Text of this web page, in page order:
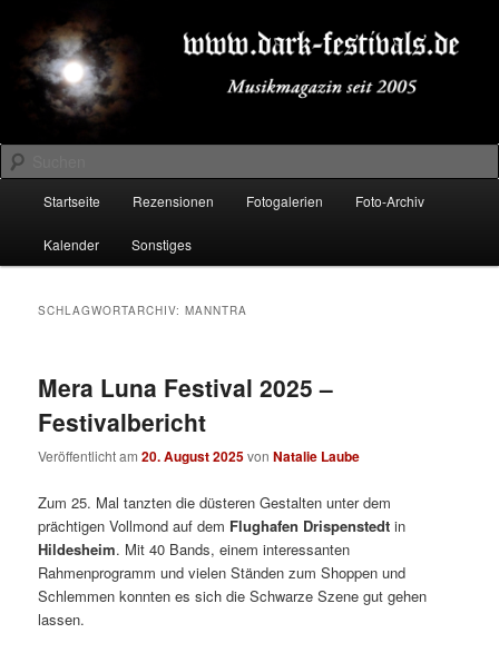
primären
Inhalt
springen
sekundären
Inhalt
springenDARK-FESTIVALS.DE
Suchen
Startseite Rezensionen Fotogalerien Foto-Archiv
Kalender Sonstiges
SCHLAGWORTARCHIV:MANNTRA
Mera Luna Festival 2025 –
Festivalbericht
Veröffentlicht am20. August 2025vonNatalie Laube
Zum 25. Mal tanzten die düsteren Gestalten unter dem
prächtigen Vollmond auf dem Flughafen Drispenstedt in
Hildesheim. Mit 40 Bands, einem interessanten
Rahmenprogramm und vielen Ständen zum Shoppen und
Schlemmen konnten es sich die Schwarze Szene gut gehen
lassen.